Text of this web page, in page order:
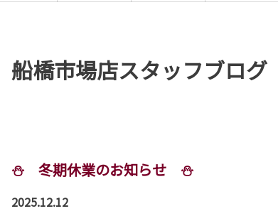
船橋市場店スタッフブログ
⛄ 冬期休業のお知らせ ⛄
2025.12.12